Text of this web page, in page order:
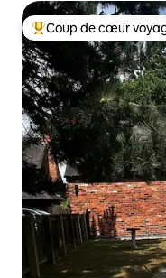
Coups de cœur
Coup de cœur